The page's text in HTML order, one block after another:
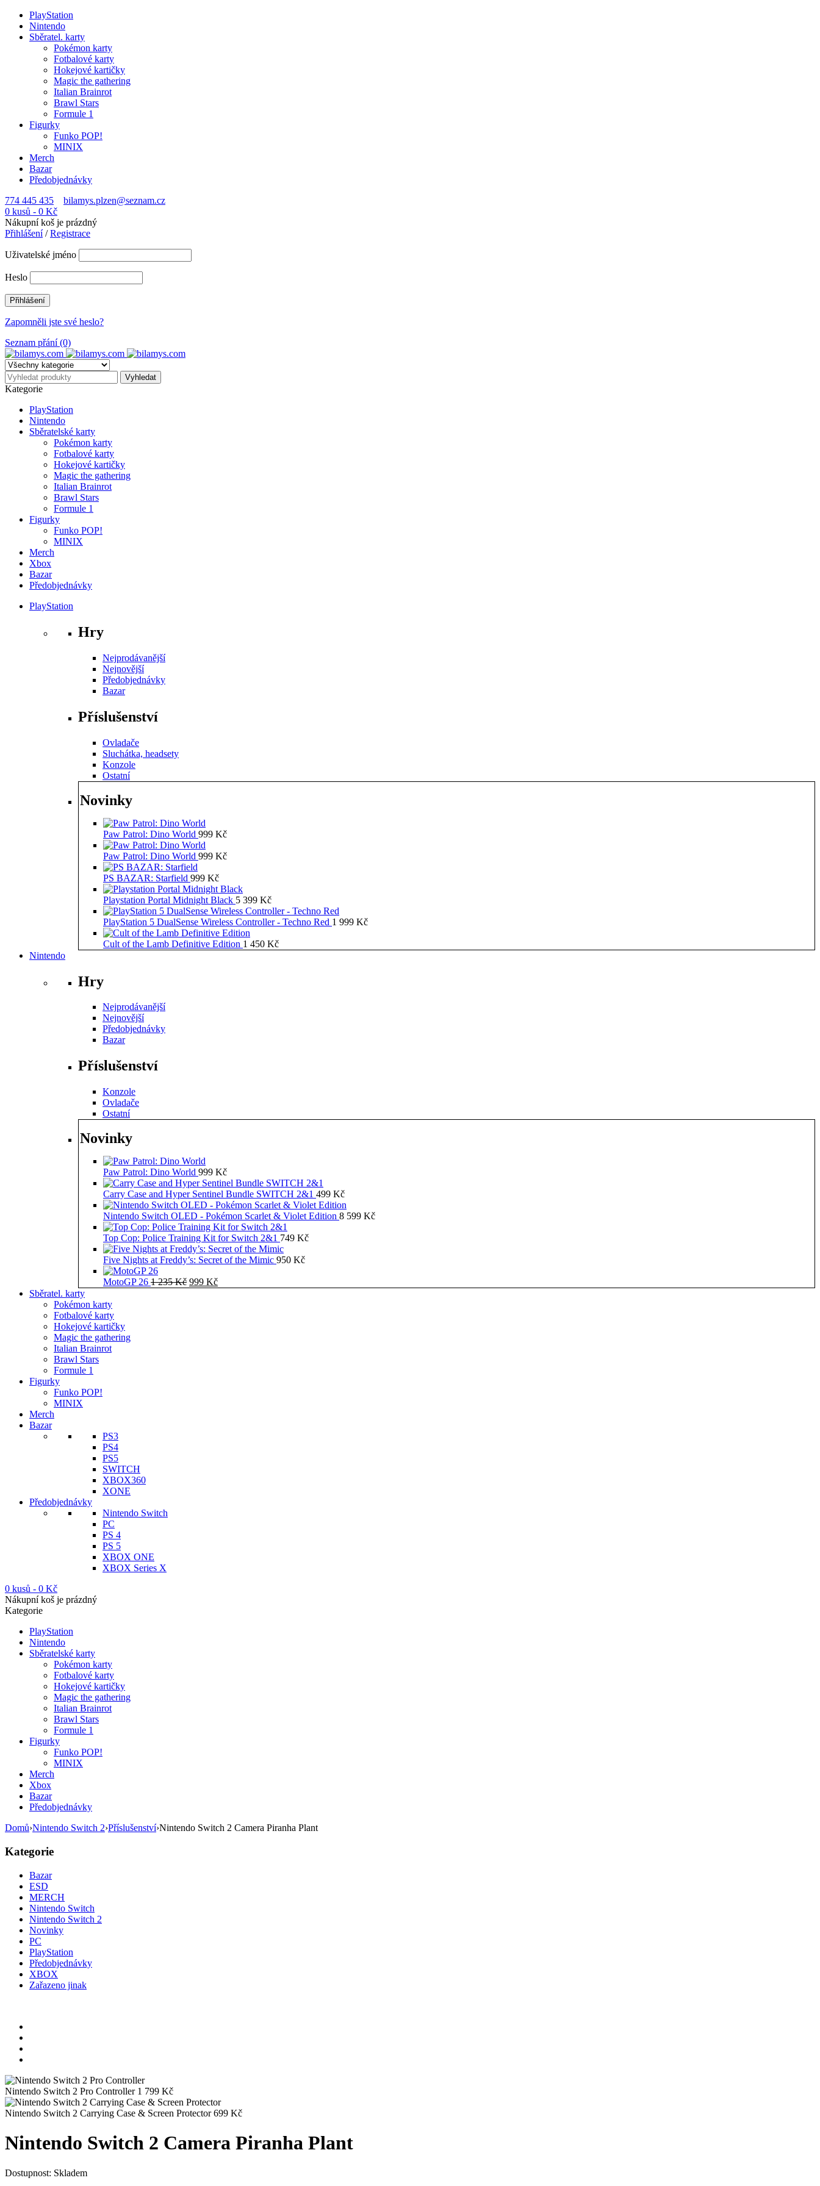
PlayStation
Nintendo
Sběratel. karty
Pokémon karty
Fotbalové karty
Hokejové kartičky
Magic the gathering
Italian Brainrot
Brawl Stars
Formule 1
Figurky
Funko POP!
MINIX
Merch
Bazar
Předobjednávky
774 445 435
bilamys.plzen@seznam.cz
0 kusů - 0 Kč
Nákupní koš je prázdný
Přihlášení/Registrace
Uživatelské jméno
Heslo
Zapomněli jste své heslo?
Seznam přání (0)
Kategorie
PlayStation
Nintendo
Sběratelské karty
Pokémon karty
Fotbalové karty
Hokejové kartičky
Magic the gathering
Italian Brainrot
Brawl Stars
Formule 1
Figurky
Funko POP!
MINIX
Merch
Xbox
Bazar
Předobjednávky
PlayStation
Hry
Nejprodávanější
Nejnovější
Předobjednávky
Bazar
Příslušenství
Ovladače
Sluchátka, headsety
Konzole
Ostatní
Novinky
Paw Patrol: Dino World 999 Kč
Paw Patrol: Dino World 999 Kč
PS BAZAR: Starfield 999 Kč
Playstation Portal Midnight Black 5 399 Kč
PlayStation 5 DualSense Wireless Controller - Techno Red 1 999 Kč
Cult of the Lamb Definitive Edition 1 450 Kč
Nintendo
Hry
Nejprodávanější
Nejnovější
Předobjednávky
Bazar
Příslušenství
Konzole
Ovladače
Ostatní
Novinky
Paw Patrol: Dino World 999 Kč
Carry Case and Hyper Sentinel Bundle SWITCH 2&1 499 Kč
Nintendo Switch OLED - Pokémon Scarlet & Violet Edition 8 599 Kč
Top Cop: Police Training Kit for Switch 2&1 749 Kč
Five Nights at Freddy’s: Secret of the Mimic 950 Kč
MotoGP 26 1 235Kč Původní
999 KčAktuální
Sběratel. karty
Pokémon karty
Fotbalové karty
Hokejové kartičky
Magic the gathering
Italian Brainrot
Brawl Stars
Formule 1
Figurky
Funko POP!
MINIX
Merch
Bazar
PS3
PS4
PS5
SWITCH
XBOX360
XONE
Předobjednávky
Nintendo Switch
PC
PS 4
PS 5
XBOX ONE
XBOX Series X
0 kusů - 0 Kč
Nákupní koš je prázdný
Kategorie
PlayStation
Nintendo
Sběratelské karty
Pokémon karty
Fotbalové karty
Hokejové kartičky
Magic the gathering
Italian Brainrot
Brawl Stars
Formule 1
Figurky
Funko POP!
MINIX
Merch
Xbox
Bazar
Předobjednávky
Domů›Nintendo Switch 2›Příslušenství›Nintendo Switch 2 Camera Piranha Plant
Kategorie
Bazar
ESD
MERCH
Nintendo Switch
Nintendo Switch 2
Novinky
PC
PlayStation
Předobjednávky
XBOX
Zařazeno jinak
Nintendo Switch 2 Pro Controller 1 799 Kč
Nintendo Switch 2 Carrying Case & Screen Protector 699 Kč
Nintendo Switch 2 Camera Piranha Plant
Dostupnost: Skladem